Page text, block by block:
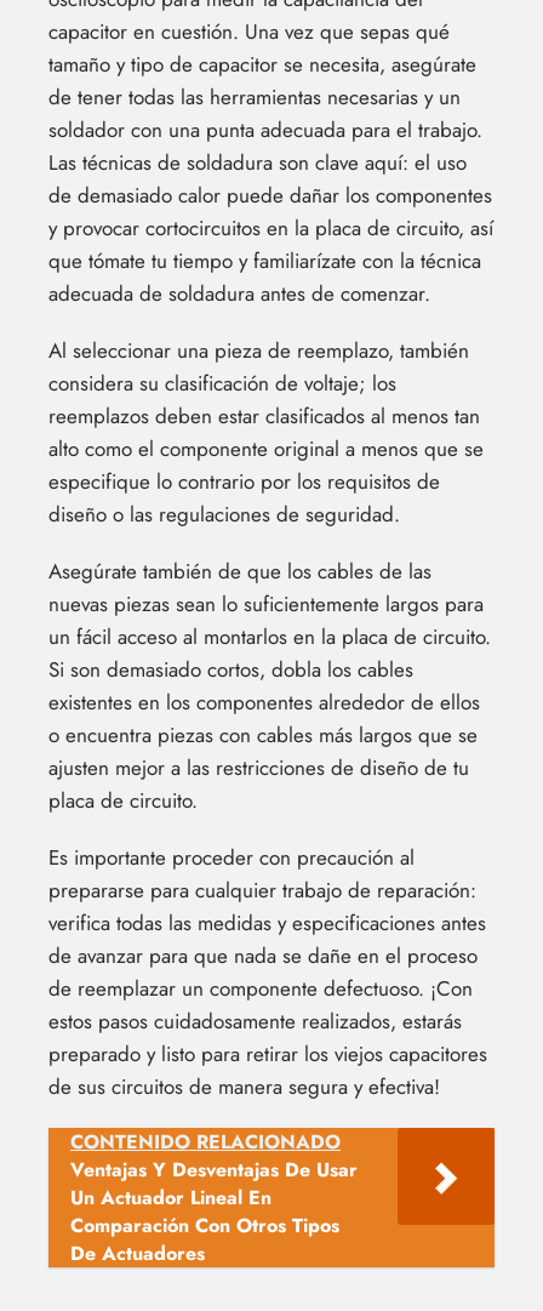
capacitor en cuestión. Una vez que sepas qué
tamaño y tipo de capacitor se necesita, asegúrate
de tener todas las herramientas necesarias y un
soldador con una punta adecuada para el trabajo.
Las técnicas de soldadura son clave aquí: el uso
de demasiado calor puede dañar los componentes
y provocar cortocircuitos en la placa de circuito, así
que tómate tu tiempo y familiarízate con la técnica
adecuada de soldadura antes de comenzar.
Al seleccionar una pieza de reemplazo, también
considera su clasificación de voltaje; los
reemplazos deben estar clasificados al menos tan
alto como el componente original a menos que se
especifique lo contrario por los requisitos de
diseño o las regulaciones de seguridad.
Asegúrate también de que los cables de las
nuevas piezas sean lo suficientemente largos para
un fácil acceso al montarlos en la placa de circuito.
Si son demasiado cortos, dobla los cables
existentes en los componentes alrededor de ellos
o encuentra piezas con cables más largos que se
ajusten mejor a las restricciones de diseño de tu
placa de circuito.
Es importante proceder con precaución al
prepararse para cualquier trabajo de reparación:
verifica todas las medidas y especificaciones antes
de avanzar para que nada se dañe en el proceso
de reemplazar un componente defectuoso. ¡Con
estos pasos cuidadosamente realizados, estarás
preparado y listo para retirar los viejos capacitores
de sus circuitos de manera segura y efectiva!
CONTENIDO RELACIONADO
Ventajas Y Desventajas De Usar
Un Actuador Lineal En
Comparación Con Otros Tipos
De Actuadores